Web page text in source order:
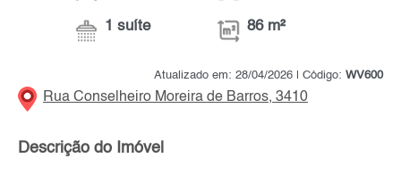
1 suíte 86 m²
Atualizado em: 28/04/2026 | Código: WV600
Rua Conselheiro Moreira de Barros, 3410
Descrição do Imóvel